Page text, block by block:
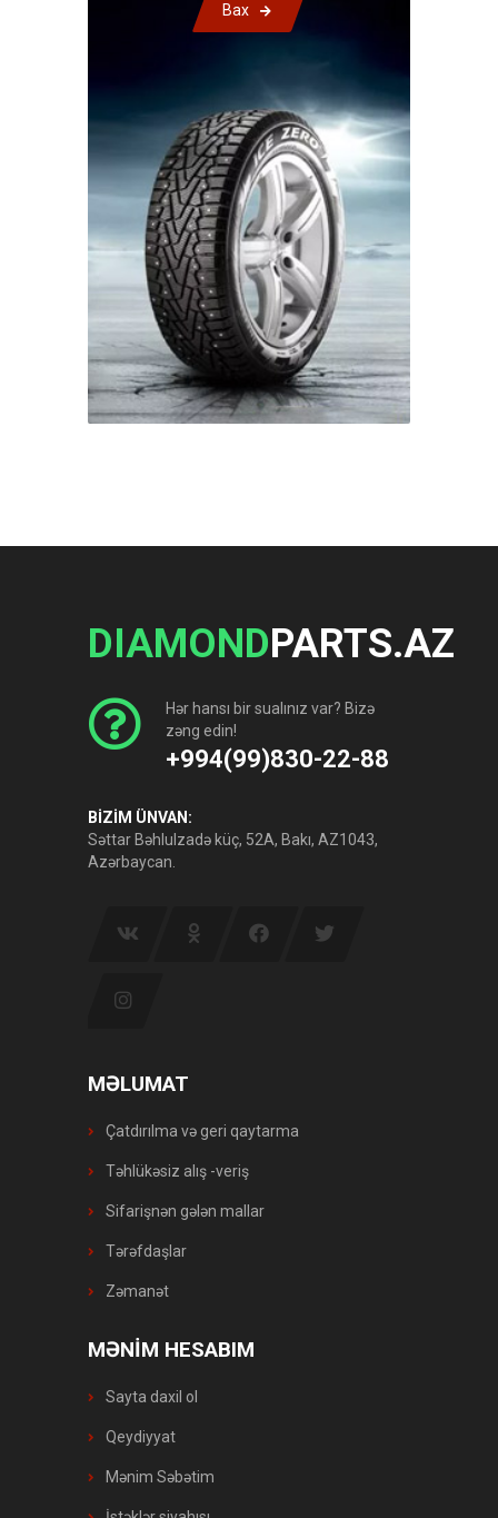
Bax
DIAMONDPARTS.AZ
Hər hansı bir sualınız var? Bizə
zəng edin!
+994(99)830-22-88
BİZİM ÜNVAN:
Səttar Bəhlulzadə küç, 52A, Bakı, AZ1043,
Azərbaycan.
MƏLUMAT
Çatdırılma və geri qaytarma
Təhlükəsiz alış -veriş
Sifarişnən gələn mallar
Tərəfdaşlar
Zəmanət
MƏNİM HESABIM
Sayta daxil ol
Qeydiyyat
Mənim Səbətim